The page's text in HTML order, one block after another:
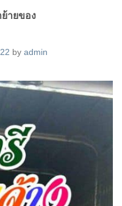
ายของ
by admin